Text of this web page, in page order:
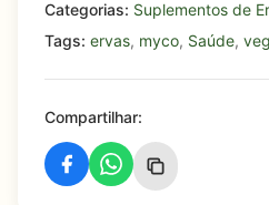
Categorias: Suplementos de
Tags: ervas, myco, Saúde,
Compartilhar: